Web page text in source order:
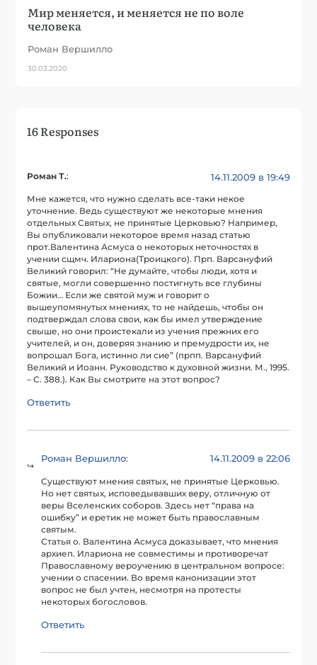
Мир меняется, и меняется не по воле
человека
Роман Вершилло
30.03.2020
16 Responses
Роман Т.: 14.11.2009 в 19:49
Мне кажется, что нужно сделать все-таки некое
уточнение. Ведь существуют же некоторые мнения
отдельных Святых, не принятые Церковью? Например,
Вы опубликовали некоторое время назад статью
прот.Валентина Асмуса о некоторых неточностях в
учении сщмч. Илариона(Троицкого). Прп. Варсануфий
Великий говорил: “Не думайте, чтобы люди, хотя и
святые, могли совершенно постигнуть все глубины
Божии… Если же святой муж и говорит о
вышеупомянутых мнениях, то не найдешь, чтобы он
подтверждал слова свои, как бы имел утверждение
свыше, но они проистекали из учения прежних его
учителей, и он, доверяя знанию и премудрости их, не
вопрошал Бога, истинно ли сие” (прпп. Варсануфий
Великий и Иоанн. Руководство к духовной жизни. М., 1995.
– С. 388.). Как Вы смотрите на этот вопрос?
Ответить
Роман Вершилло: 14.11.2009 в 22:06
Существуют мнения святых, не принятые Церковью.
Но нет святых, исповедывавших веру, отличную от
веры Вселенских соборов. Здесь нет “права на
ошибку” и еретик не может быть православным
святым.
Статья о. Валентина Асмуса доказывает, что мнения
архиеп. Илариона не совместимы и противоречат
Православному вероучению в центральном вопросе:
учении о спасении. Во время канонизации этот
вопрос не был учтен, несмотря на протесты
некоторых богословов.
Ответить